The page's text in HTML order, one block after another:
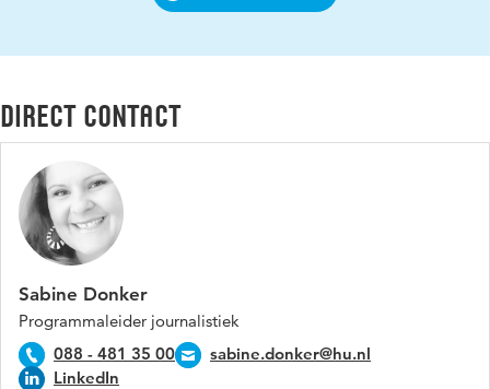
Direct contact
Sabine Donker
Programmaleider journalistiek
088 - 481 35 00
sabine.donker@hu.nl
LinkedIn